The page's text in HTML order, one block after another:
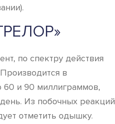
по спектру действия
в
60 и 90 миллиграммов,
Из побочных реакций
отметить одышку.